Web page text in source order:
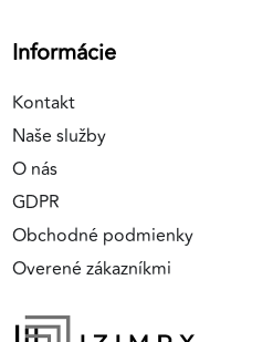
Informácie
Kontakt
Naše služby
O nás
GDPR
Obchodné podmienky
Overené zákazníkmi